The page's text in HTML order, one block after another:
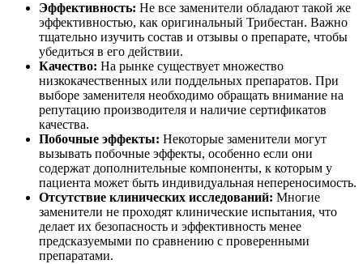
Эффективность: Не все заменители обладают такой же
эффективностью, как оригинальный Трибестан. Важно
тщательно изучить состав и отзывы о препарате, чтобы
убедиться в его действии.
Качество: На рынке существует множество
низкокачественных или поддельных препаратов. При
выборе заменителя необходимо обращать внимание на
репутацию производителя и наличие сертификатов
качества.
Побочные эффекты: Некоторые заменители могут
вызывать побочные эффекты, особенно если они
содержат дополнительные компоненты, к которым у
пациента может быть индивидуальная непереносимость.
Отсутствие клинических исследований: Многие
заменители не проходят клинические испытания, что
делает их безопасность и эффективность менее
предсказуемыми по сравнению с проверенными
препаратами.